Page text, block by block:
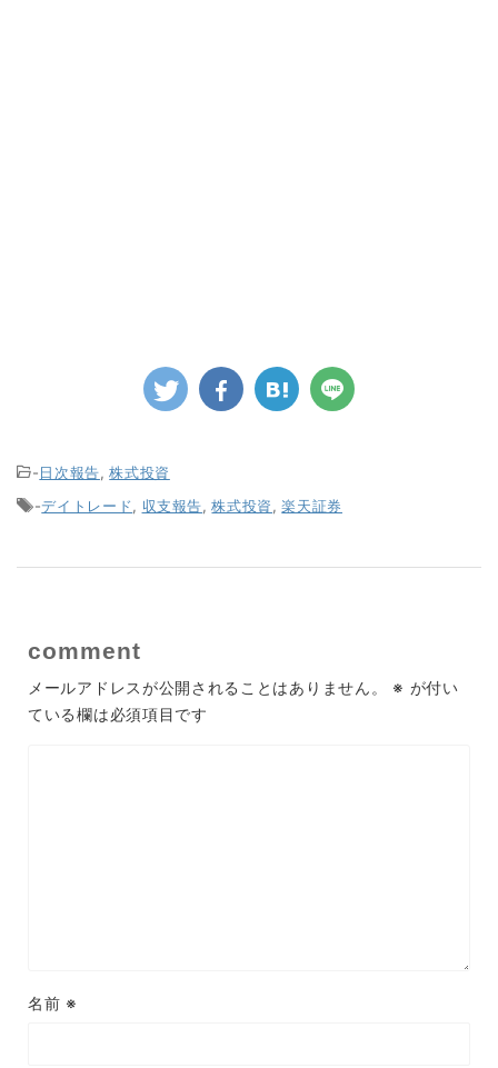
-日次報告,株式投資
-デイトレード, 収支報告,株式投資,楽天証券
comment
メールアドレスが公開されることはありません。 ※ が付い
ている欄は必須項目です
名前 ※